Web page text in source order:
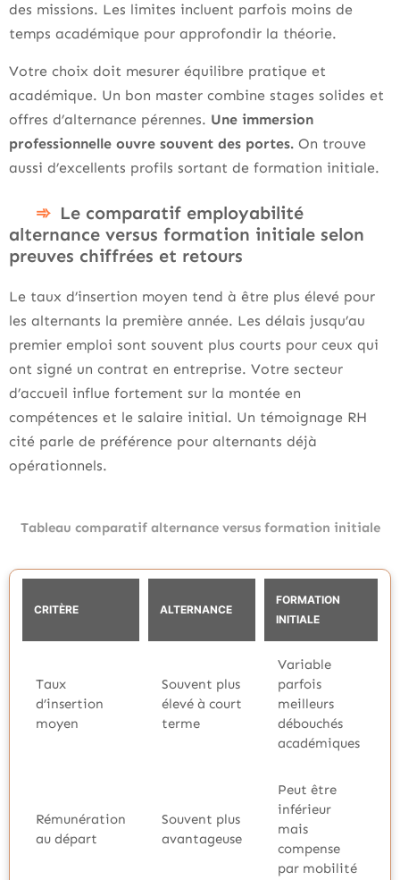
des missions. Les limites incluent parfois moins de
temps académique pour approfondir la théorie.
Votre choix doit mesurer équilibre pratique et
académique. Un bon master combine stages solides et
offres d’alternance pérennes. Une immersion
professionnelle ouvre souvent des portes. On trouve
aussi d’excellents profils sortant de formation initiale.
Le comparatif employabilité
alternance versus formation initiale selon
preuves chiffrées et retours
Le taux d’insertion moyen tend à être plus élevé pour
les alternants la première année. Les délais jusqu’au
premier emploi sont souvent plus courts pour ceux qui
ont signé un contrat en entreprise. Votre secteur
d’accueil influe fortement sur la montée en
compétences et le salaire initial. Un témoignage RH
cité parle de préférence pour alternants déjà
opérationnels.
Tableau comparatif alternance versus formation initiale
CRITÈRE ALTERNANCE
FORMATION
INITIALE
Taux
d’insertion
moyen
Souvent plus
élevé à court
terme
Variable
parfois
meilleurs
débouchés
académiques
Rémunération
au départ
Souvent plus
avantageuse
Peut être
inférieur
mais
compense
par mobilité